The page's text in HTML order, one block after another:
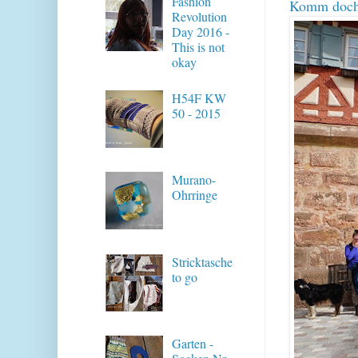
Komm
Revolution
Day 2016 -
This is not
okay
H54F KW
50 - 2015
Murano-
Ohrringe
Stricktasche
to go
Garten -